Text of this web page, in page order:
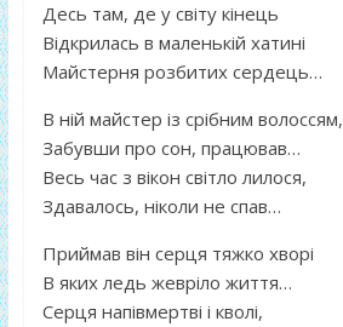
Десь там, де у світу кінець
Відкрилась в маленькій хатині
Майстерня розбитих сердець…
В ній майстер із срібним волоссям,
Забувши про сон, працював…
Весь час з вікон світло лилося,
Здавалось, ніколи не спав…
Приймав він серця тяжко хворі
В яких ледь жевріло життя…
Серця напівмертві і кволі,